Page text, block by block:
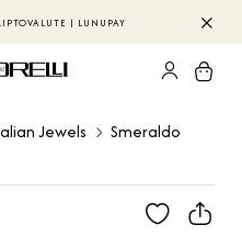
| LUNUPAY
Jewels
Smeraldo